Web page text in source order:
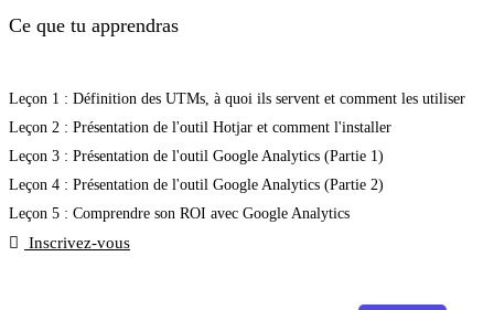
Ce que tu apprendras
Leçon 1 : Définition des UTMs, à quoi ils servent et comment les utiliser
Leçon 2 : Présentation de l'outil Hotjar et comment l'installer
Leçon 3 : Présentation de l'outil Google Analytics (Partie 1)
Leçon 4 : Présentation de l'outil Google Analytics (Partie 2)
Leçon 5 : Comprendre son ROI avec Google Analytics
Inscrivez-vous